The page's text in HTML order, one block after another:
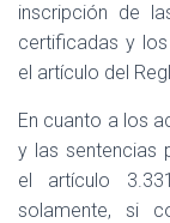
inscripción de
certificadas y
el artículo del
En cuanto a los
y las sentencias
el artículo
solamente, si